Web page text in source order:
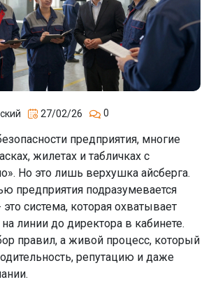
27/02/26 0
предприятия, многие
жилетах и табличках с
Но это лишь верхушка айсберга.
предприятия подразумевается
система, которая охватывает
на линии до директора в кабинете.
правил, а живой процесс, который
репутацию и даже